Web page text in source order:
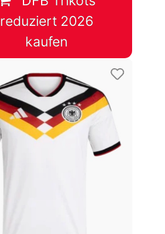
reduziert 2026
kaufen